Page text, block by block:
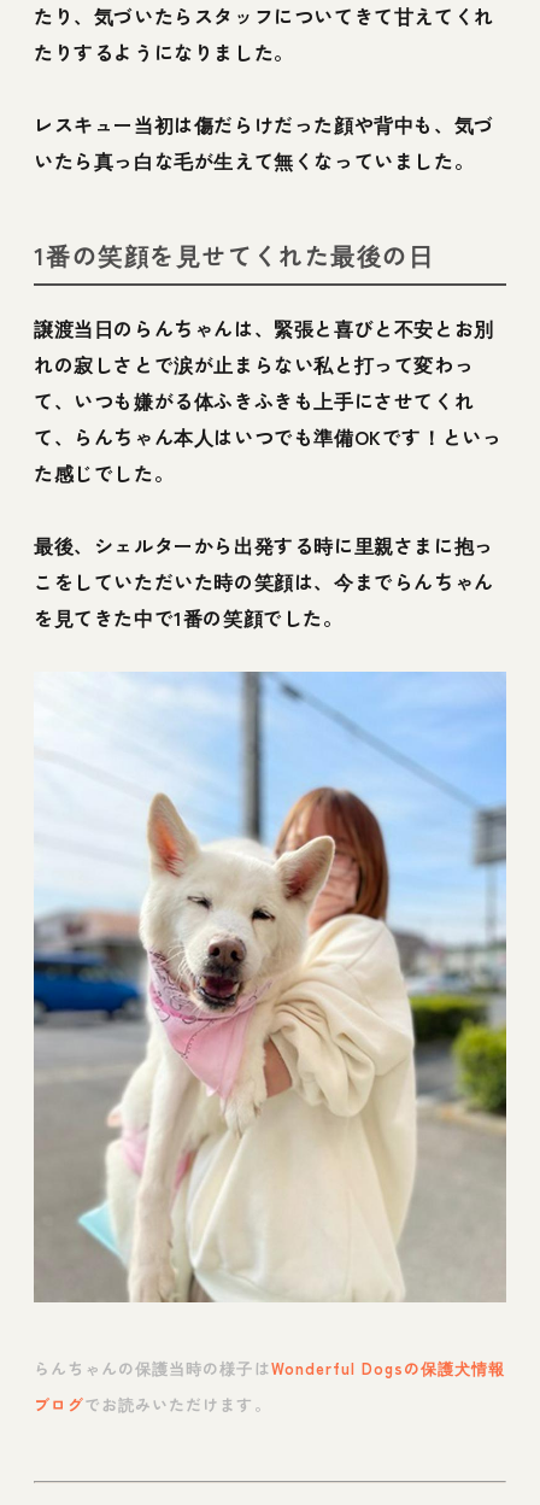
たり、気づいたらスタッフについてきて甘えてくれ
たりするようになりました。
レスキュー当初は傷だらけだった顔や背中も、気づ
いたら真っ白な毛が生えて無くなっていました。
1番の笑顔を見せてくれた最後の日
譲渡当日のらんちゃんは、緊張と喜びと不安とお別
れの寂しさとで涙が止まらない私と打って変わっ
て、いつも嫌がる体ふきふきも上手にさせてくれ
て、らんちゃん本人はいつでも準備OKです！といっ
た感じでした。
最後、シェルターから出発する時に里親さまに抱っ
こをしていただいた時の笑顔は、今までらんちゃん
を見てきた中で1番の笑顔でした。
らんちゃんの保護当時の様子はWonderful Dogsの保護犬情報
ブログでお読みいただけます。